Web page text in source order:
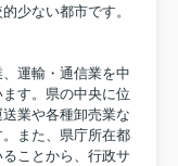
少ない都市です。
運輸・通信業を中
す。県の中央に位
業や各種卸売業な
また、県庁所在都
ことから、行政サ